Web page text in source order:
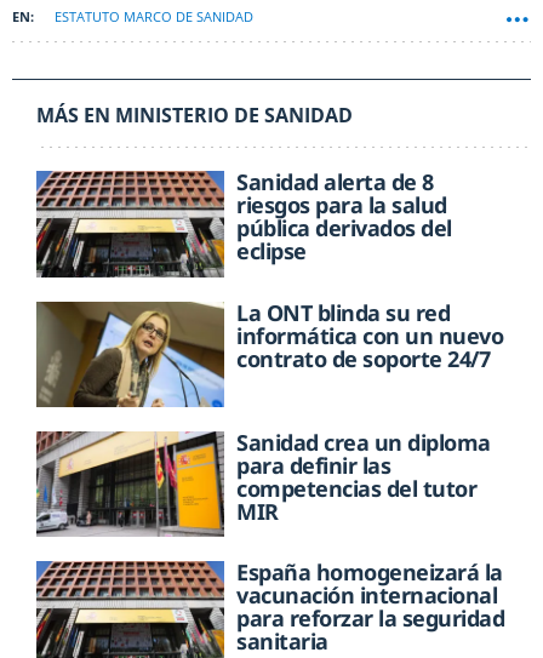
ESTATUTO MARCO DE SANIDAD
MÁS EN MINISTERIO DE SANIDAD
Sanidad alerta de 8
riesgos para la salud
pública derivados del
eclipse
La ONT blinda su red
informática con un nuevo
contrato de soporte 24/7
Sanidad crea un diploma
para definir las
competencias del tutor
MIR
España homogeneizará la
vacunación internacional
para reforzar la seguridad
sanitaria